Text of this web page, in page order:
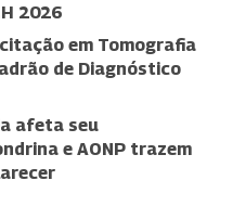
2026
em Tomografia
de Diagnóstico
afeta seu
e AONP trazem